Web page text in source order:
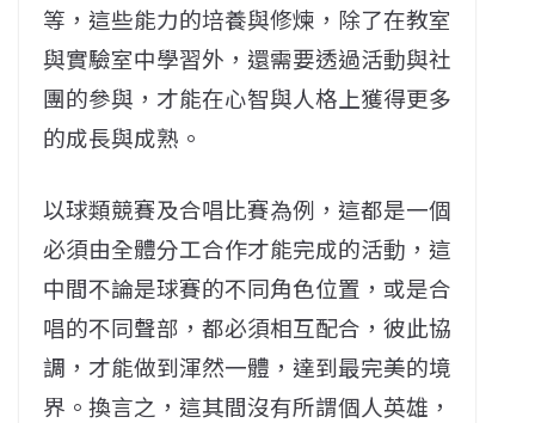
等，這些能力的培養與修煉，除了在教室
與實驗室中學習外，還需要透過活動與社
團的參與，才能在心智與人格上獲得更多
的成長與成熟。
以球類競賽及合唱比賽為例，這都是一個
必須由全體分工合作才能完成的活動，這
中間不論是球賽的不同角色位置，或是合
唱的不同聲部，都必須相互配合，彼此協
調，才能做到渾然一體，達到最完美的境
界。換言之，這其間沒有所謂個人英雄，